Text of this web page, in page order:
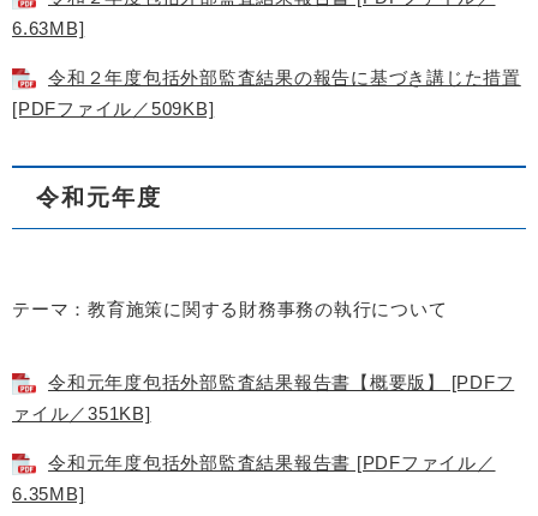
6.63MB]
令和２年度包括外部監査結果の報告に基づき講じた措置
[PDFファイル／509KB]
令和元年度
テーマ：教育施策に関する財務事務の執行について
令和元年度包括外部監査結果報告書【概要版】 [PDFフ
ァイル／351KB]
令和元年度包括外部監査結果報告書 [PDFファイル／
6.35MB]